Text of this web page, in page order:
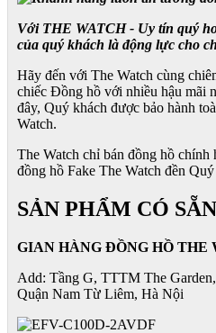
Với THE WATCH - Uy tín quý
của quý khách là động lực cho
Hãy đến với The Watch cùng
chiếc Đồng hồ với nhiều hậu mãi
đây, Quý khách được bảo hành
Watch.
The Watch chỉ bán đồng hồ chính
đồng hồ Fake The Watch đền
SẢN PHẨM CÓ
GIAN HÀNG ĐỒNG HỒ THE
Add: Tầng G, TTTM The
Quận Nam Từ Liêm, Hà Nội